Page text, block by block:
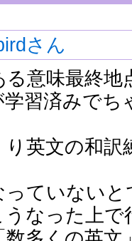
さん
る意味最終地
学習済みで
り英文の和
ていないと
うなった上で